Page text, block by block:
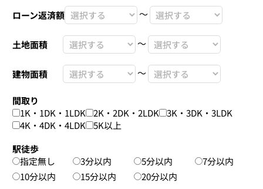
ローン返済額 〜
土地面積 〜
建物面積 〜
間取り
1K・1DK・1LDK
2K・2DK・2LDK
3K・3DK・3LDK
4K・4DK・4LDK
5K以上
駅徒歩
指定無し
3分以内 5分以内
7分以内
10分以内
15分以内
20分以内